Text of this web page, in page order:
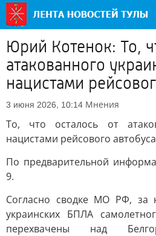
Юрий Котенок: То,
атакованного
нацистами
3 июня 2026, 10:14 Мнения
То, что осталось от
нацистами рейсового
По предварительной
9.
Согласно сводке МО РФ, за
украинских БПЛА
перехвачены над